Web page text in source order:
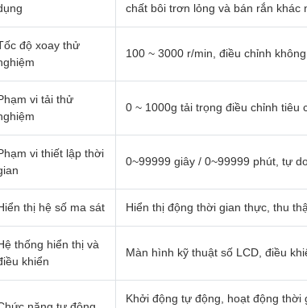
chất bôi trơn lỏng và bán rắn khác
độ xoay thử
100 ~ 3000 r/min, điều chỉnh
vi tải thử
0 ~ 1000g tải trọng điều chỉnh tiêu
vi thiết lập thời
0~99999 giây / 0~99999 phút, tự
thị hệ số ma sát Hiển thị động thời gian thực, thu
thống hiển thị và
khiển
Màn hình kỹ thuật số LCD, điều
Khởi động tự động, hoạt động